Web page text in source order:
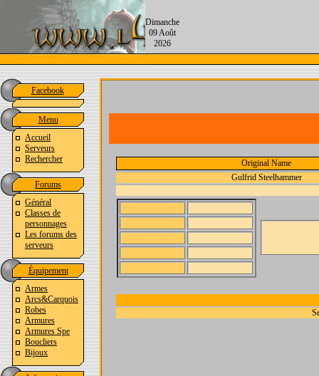
Dimanche
09 Août
2026
Facebook
Menu
Accueil
Serveurs
Rechercher
Forums
Général
Classes de
personnages
Les forums des
serveurs
Équipement
Armes
Arcs&Carquois
Robes
Armures
Armures Spe
Boucliers
Bijoux
Original Name
Gulfrid Steelhammer